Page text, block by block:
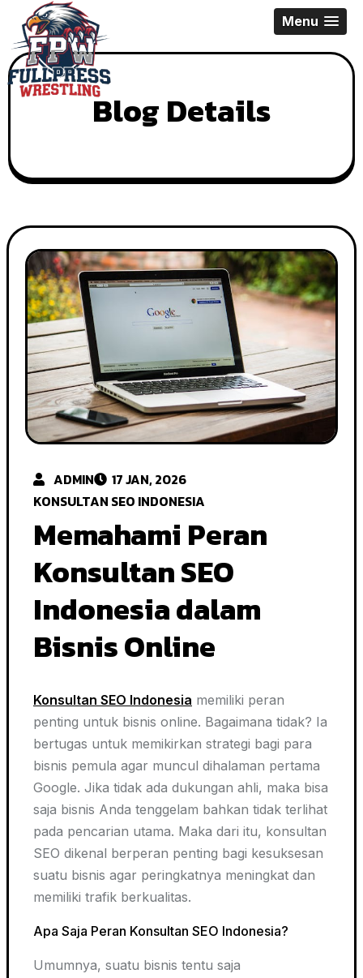
content
Menu
Blog Details
ADMIN
17 JAN, 2026
KONSULTAN SEO INDONESIA
Memahami Peran
Konsultan SEO
Indonesia dalam
Bisnis Online
Konsultan SEO Indonesia memiliki peran
penting untuk bisnis online. Bagaimana tidak? Ia
bertugas untuk memikirkan strategi bagi para
bisnis pemula agar muncul dihalaman pertama
Google. Jika tidak ada dukungan ahli, maka bisa
saja bisnis Anda tenggelam bahkan tidak terlihat
pada pencarian utama. Maka dari itu, konsultan
SEO dikenal berperan penting bagi kesuksesan
suatu bisnis agar peringkatnya meningkat dan
memiliki trafik berkualitas.
Apa Saja Peran Konsultan SEO Indonesia?
Umumnya, suatu bisnis tentu saja